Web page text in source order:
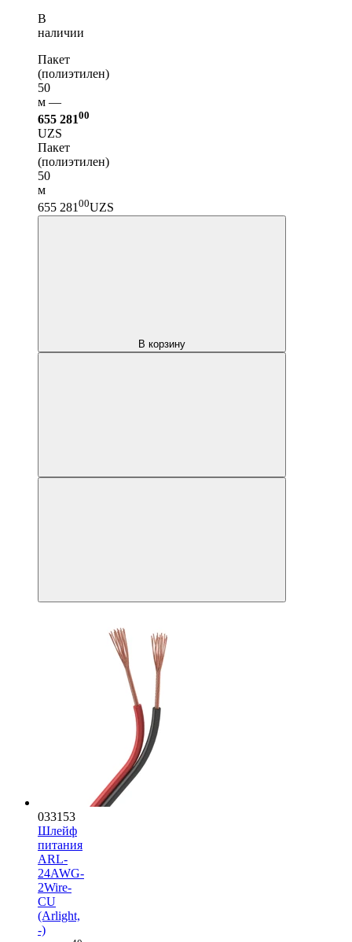
В
наличии
Пакет
(полиэтилен)
50
м —
655 28100
UZS
Пакет
(полиэтилен)
50
м
655 28100UZS
В корзину
033153
Шлейф
питания
ARL-
24AWG-
2Wire-
CU
(Arlight,
-)